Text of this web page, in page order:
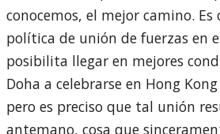
conocemos, el mejor camino.
política de unión de fuerzas en
posibilita llegar en mejores
Doha a celebrarse en Hong
pero es preciso que tal unión
antemano, cosa que